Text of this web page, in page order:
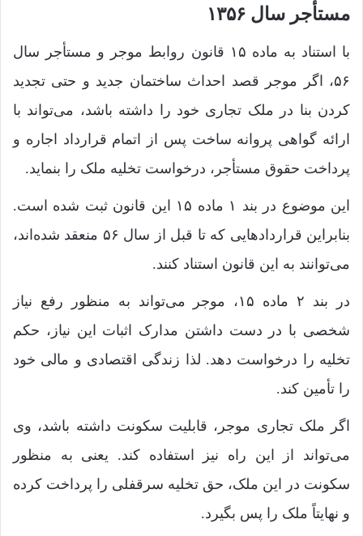
مستأجر سال ۱۳۵۶
با استناد به ماده ۱۵ قانون روابط موجر و مستأجر سال
۵۶، اگر موجر قصد احداث ساختمان جدید و حتی تجدید
کردن بنا در ملک تجاری خود را داشته باشد، می‌تواند با
ارائه گواهی پروانه ساخت پس از اتمام قرارداد اجاره و
پرداخت حقوق مستأجر، درخواست تخلیه ملک را بنماید.
این موضوع در بند ۱ ماده ۱۵ این قانون ثبت شده است.
بنابراین قراردادهایی که تا قبل از سال ۵۶ منعقد شده‌اند،
می‌توانند به این قانون استناد کنند.
در بند ۲ ماده ۱۵، موجر می‌تواند به منظور رفع نیاز
شخصی با در دست داشتن مدارک اثبات این نیاز، حکم
تخلیه را درخواست دهد. لذا زندگی اقتصادی و مالی خود
را تأمین کند.
اگر ملک تجاری موجر، قابلیت سکونت داشته باشد، وی
می‌تواند از این راه نیز استفاده کند. یعنی به منظور
سکونت در این ملک، حق تخلیه سرقفلی را پرداخت کرده
و نهایتاً ملک را پس بگیرد.